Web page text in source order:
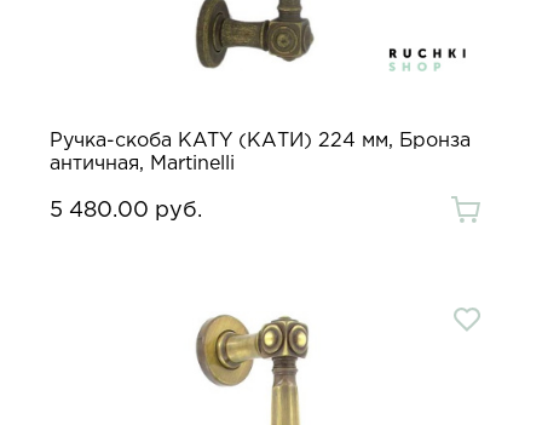
Ручка-скоба KATY (КАТИ) 224 мм, Бронза
античная, Martinelli
5 480.00 руб.